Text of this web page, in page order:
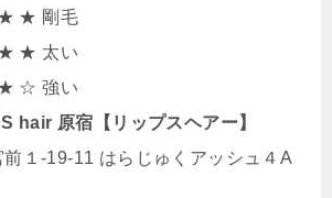
★ 剛毛
★ 太い
☆ 強い
hair 原宿【リップスヘアー】
１-19-11 はらじゅくアッシュ４A